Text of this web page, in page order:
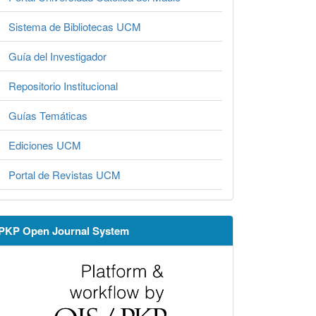
Sistema de Bibliotecas UCM
Guía del Investigador
Repositorio Institucional
Guías Temáticas
Ediciones UCM
Portal de Revistas UCM
Open Journal System